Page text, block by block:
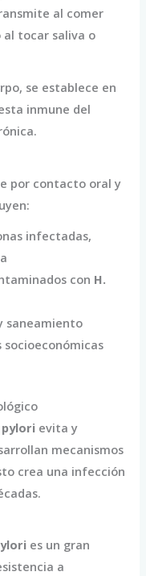
al comer
tocar saliva o
se establece en
inmune del
por contacto oral y
infectadas,
con H.
saneamiento
pylori evita y
mecanismos
crea una infección
es un gran
a